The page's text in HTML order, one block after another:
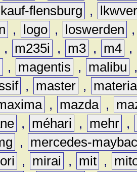
flensburg ,
, logo , loswerden
, m235i , m3 , m4 ,
, magentis , malibu
, master ,
materia
, mazda ,
, méhari , mehr ,
,
mercedes-
, mirai , mit ,